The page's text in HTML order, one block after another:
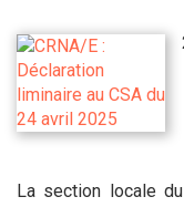
La section locale